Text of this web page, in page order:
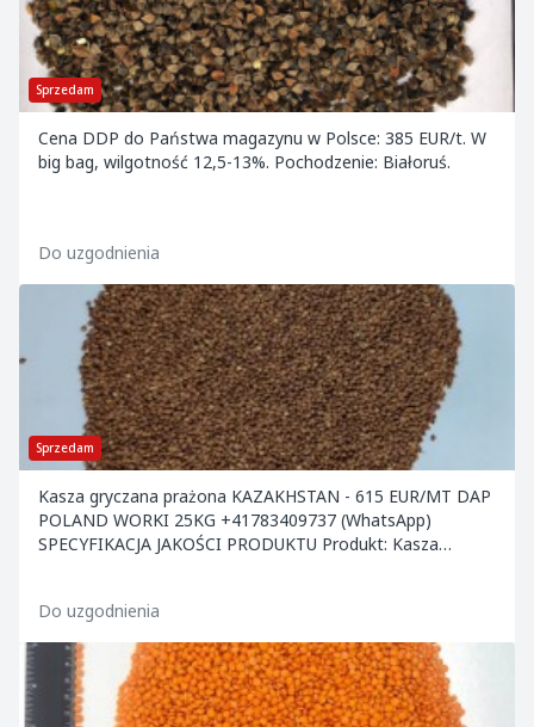
Sprzedam
Cena DDP do Państwa magazynu w Polsce: 385 EUR/t. W
big bag, wilgotność 12,5-13%. Pochodzenie: Białoruś.
Do uzgodnienia
Sprzedam
Kasza gryczana prażona KAZAKHSTAN - 615 EUR/MT DAP
POLAND WORKI 25KG +41783409737 (WhatsApp)
SPECYFIKACJA JAKOŚCI PRODUKTU Produkt: Kasza
Do uzgodnienia